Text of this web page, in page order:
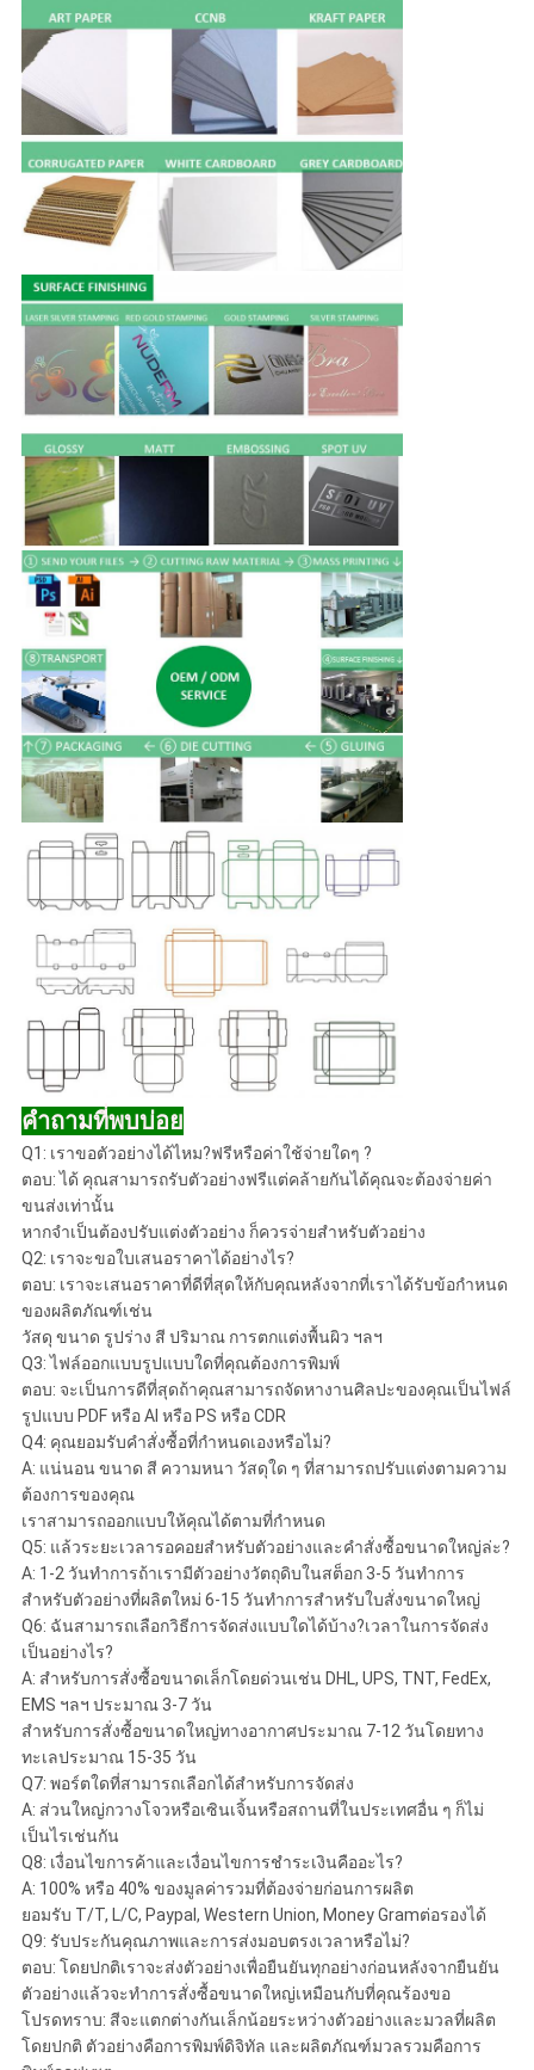
คำถามที่พบบ่อย
Q1: เราขอตัวอย่างได้ไหม?ฟรีหรือค่าใช้จ่ายใดๆ ?
ตอบ: ได้ คุณสามารถรับตัวอย่างฟรีแต่คล้ายกันได้คุณจะต้องจ่ายค่า
ขนส่งเท่านั้น
หากจำเป็นต้องปรับแต่งตัวอย่าง ก็ควรจ่ายสำหรับตัวอย่าง
Q2: เราจะขอใบเสนอราคาได้อย่างไร?
ตอบ: เราจะเสนอราคาที่ดีที่สุดให้กับคุณหลังจากที่เราได้รับข้อกำหนด
ของผลิตภัณฑ์เช่น
วัสดุ ขนาด รูปร่าง สี ปริมาณ การตกแต่งพื้นผิว ฯลฯ
Q3: ไฟล์ออกแบบรูปแบบใดที่คุณต้องการพิมพ์
ตอบ: จะเป็นการดีที่สุดถ้าคุณสามารถจัดหางานศิลปะของคุณเป็นไฟล์
รูปแบบ PDF หรือ AI หรือ PS หรือ CDR
Q4: คุณยอมรับคำสั่งซื้อที่กำหนดเองหรือไม่?
A: แน่นอน ขนาด สี ความหนา วัสดุใด ๆ ที่สามารถปรับแต่งตามความ
ต้องการของคุณ
เราสามารถออกแบบให้คุณได้ตามที่กำหนด
Q5: แล้วระยะเวลารอคอยสำหรับตัวอย่างและคำสั่งซื้อขนาดใหญ่ล่ะ?
A: 1-2 วันทำการถ้าเรามีตัวอย่างวัตถุดิบในสต็อก 3-5 วันทำการ
สำหรับตัวอย่างที่ผลิตใหม่ 6-15 วันทำการสำหรับใบสั่งขนาดใหญ่
Q6: ฉันสามารถเลือกวิธีการจัดส่งแบบใดได้บ้าง?เวลาในการจัดส่ง
เป็นอย่างไร?
A: สำหรับการสั่งซื้อขนาดเล็กโดยด่วนเช่น DHL, UPS, TNT, FedEx,
EMS ฯลฯ ประมาณ 3-7 วัน
สำหรับการสั่งซื้อขนาดใหญ่ทางอากาศประมาณ 7-12 วันโดยทาง
ทะเลประมาณ 15-35 วัน
Q7: พอร์ตใดที่สามารถเลือกได้สำหรับการจัดส่ง
A: ส่วนใหญ่กวางโจวหรือเซินเจิ้นหรือสถานที่ในประเทศอื่น ๆ ก็ไม่
เป็นไรเช่นกัน
Q8: เงื่อนไขการค้าและเงื่อนไขการชำระเงินคืออะไร?
A: 100% หรือ 40% ของมูลค่ารวมที่ต้องจ่ายก่อนการผลิต
ยอมรับ T/T, L/C, Paypal, Western Union, Money Gramต่อรองได้
Q9: รับประกันคุณภาพและการส่งมอบตรงเวลาหรือไม่?
ตอบ: โดยปกติเราจะส่งตัวอย่างเพื่อยืนยันทุกอย่างก่อนหลังจากยืนยัน
ตัวอย่างแล้วจะทำการสั่งซื้อขนาดใหญ่เหมือนกับที่คุณร้องขอ
โปรดทราบ: สีจะแตกต่างกันเล็กน้อยระหว่างตัวอย่างและมวลที่ผลิต
โดยปกติ ตัวอย่างคือการพิมพ์ดิจิทัล และผลิตภัณฑ์มวลรวมคือการ